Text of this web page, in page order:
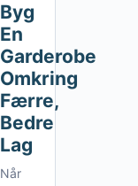
Byg
En
Garderobe
Omkring
Færre,
Bedre
Lag
Når